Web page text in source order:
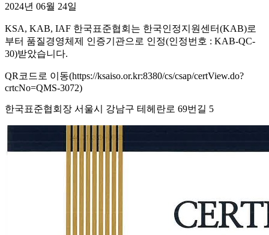
2024년 06월 24일
KSA, KAB, IAF 한국표준협회는 한국인정지원센터(KAB)로
부터 품질경영체제 인증기관으로 인정(인정번호 : KAB-QC-
30)받았습니다.
QR코드로 이동(https://ksaiso.or.kr:8380/cs/csap/certView.do?
crtcNo=QMS-3072)
한국표준협회장 서울시 강남구 테헤란로 69번길 5